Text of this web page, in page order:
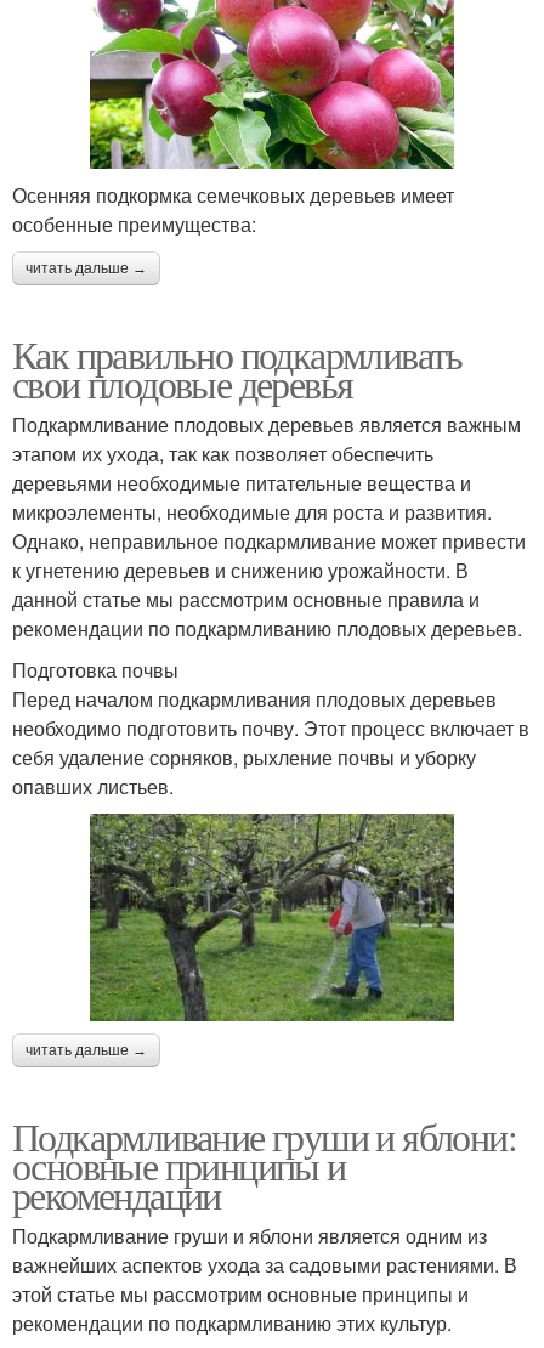
Осенняя подкормка семечковых деревьев имеет
особенные преимущества:
читать дальше →
Как правильно подкармливать
свои плодовые деревья
Подкармливание плодовых деревьев является важным
этапом их ухода, так как позволяет обеспечить
деревьями необходимые питательные вещества и
микроэлементы, необходимые для роста и развития.
Однако, неправильное подкармливание может привести
к угнетению деревьев и снижению урожайности. В
данной статье мы рассмотрим основные правила и
рекомендации по подкармливанию плодовых деревьев.
Подготовка почвы
Перед началом подкармливания плодовых деревьев
необходимо подготовить почву. Этот процесс включает в
себя удаление сорняков, рыхление почвы и уборку
опавших листьев.
читать дальше →
Подкармливание груши и яблони:
основные принципы и
рекомендации
Подкармливание груши и яблони является одним из
важнейших аспектов ухода за садовыми растениями. В
этой статье мы рассмотрим основные принципы и
рекомендации по подкармливанию этих культур.